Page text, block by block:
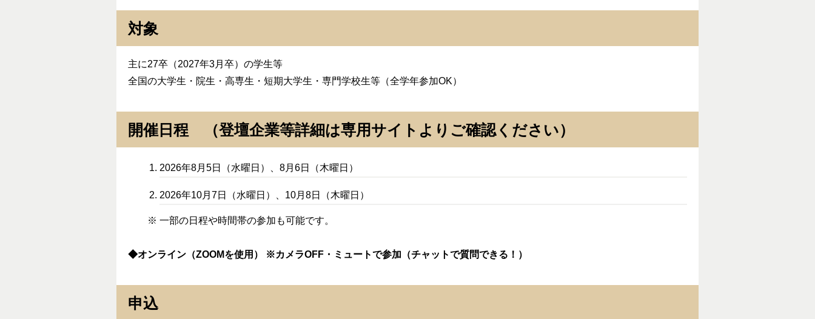
対象
主に27卒（2027年3月卒）の学生等
全国の大学生・院生・高専生・短期大学生・専門学校生等（全学年参加OK）
開催日程 （登壇企業等詳細は専用サイトよりご確認ください）
2026年8月5日（水曜日）、8月6日（木曜日）
2026年10月7日（水曜日）、10月8日（木曜日）
※ 一部の日程や時間帯の参加も可能です。
◆オンライン（ZOOMを使用） ※カメラOFF・ミュートで参加（チャットで質問できる！）
申込